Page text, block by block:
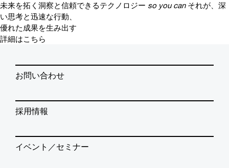
未来を拓く洞察と信頼できるテクノロジー so you can それが、深
い思考と迅速な行動、
優れた成果を生み出す
詳細はこちら
お問い合わせ
採用情報
イベント／セミナー